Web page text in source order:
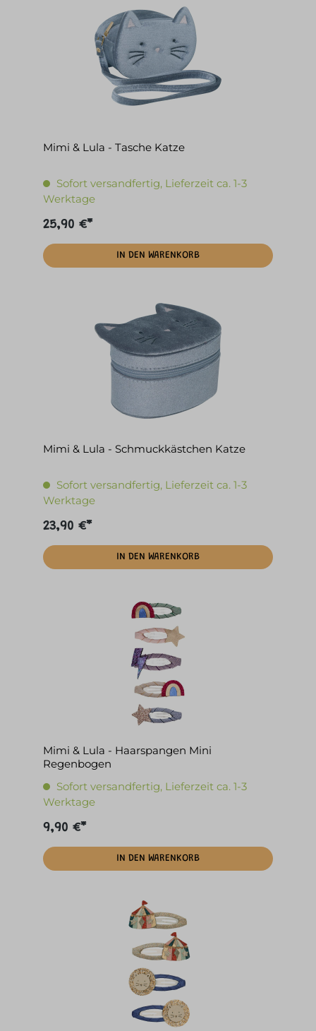
Mimi & Lula - Tasche Katze
Sofort versandfertig, Lieferzeit ca. 1-3
Werktage
25,90 €*
IN DEN WARENKORB
Mimi & Lula - Schmuckkästchen Katze
Sofort versandfertig, Lieferzeit ca. 1-3
Werktage
23,90 €*
IN DEN WARENKORB
Mimi & Lula - Haarspangen Mini
Regenbogen
Sofort versandfertig, Lieferzeit ca. 1-3
Werktage
9,90 €*
IN DEN WARENKORB